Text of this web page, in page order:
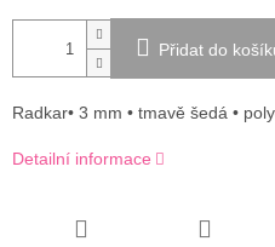
Přidat do
Radkar• 3 mm • tmavě šedá •
Detailní informace